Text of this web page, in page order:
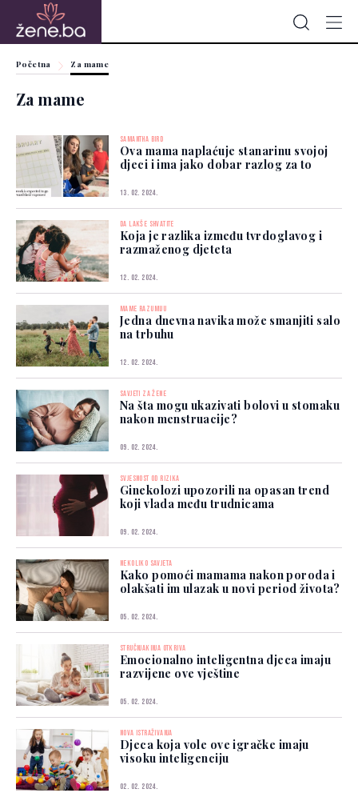
Početna Za mame
Za mame
SAMANTHA BIRD
Ova mama naplaćuje stanarinu svojoj
djeci i ima jako dobar razlog za to
13. 02. 2024.
DA LAKŠE SHVATITE
Koja je razlika između tvrdoglavog i
razmaženog djeteta
12. 02. 2024.
MAME RAZUMIJU
Jedna dnevna navika može smanjiti salo
na trbuhu
12. 02. 2024.
SAVJETI ZA ŽENE
Na šta mogu ukazivati bolovi u stomaku
nakon menstruacije?
09. 02. 2024.
SVJESNOST OD RIZIKA
Ginekolozi upozorili na opasan trend
koji vlada među trudnicama
09. 02. 2024.
NEKOLIKO SAVJETA
Kako pomoći mamama nakon poroda i
olakšati im ulazak u novi period života?
05. 02. 2024.
STRUČNJAKINJA OTKRIVA
Emocionalno inteligentna djeca imaju
razvijene ove vještine
05. 02. 2024.
NOVA ISTRAŽIVANJA
Djeca koja vole ove igračke imaju
visoku inteligenciju
02. 02. 2024.